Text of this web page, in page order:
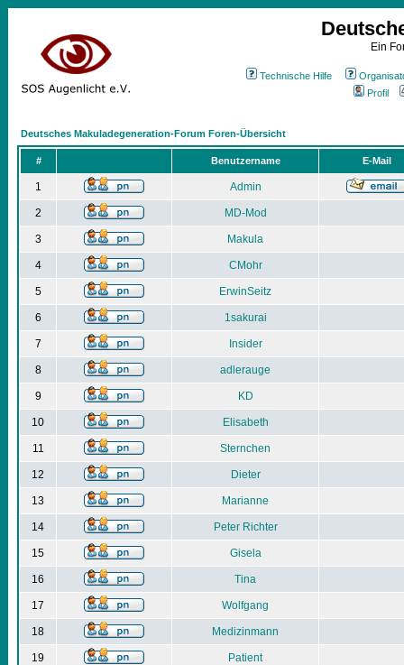
Ein
Technische Hilfe
Profil
Deutsches Makuladegeneration-Forum Foren-Übersicht
# Benutzername E-Mail
1 Admin
2 MD-Mod
3 Makula
4 CMohr
5 ErwinSeitz
6 1sakurai
7 Insider
8 adlerauge
9 KD
10 Elisabeth
11 Sternchen
12 Dieter
13 Marianne
14 Peter Richter
15 Gisela
16 Tina
17 Wolfgang
18 Medizinmann
19 Patient